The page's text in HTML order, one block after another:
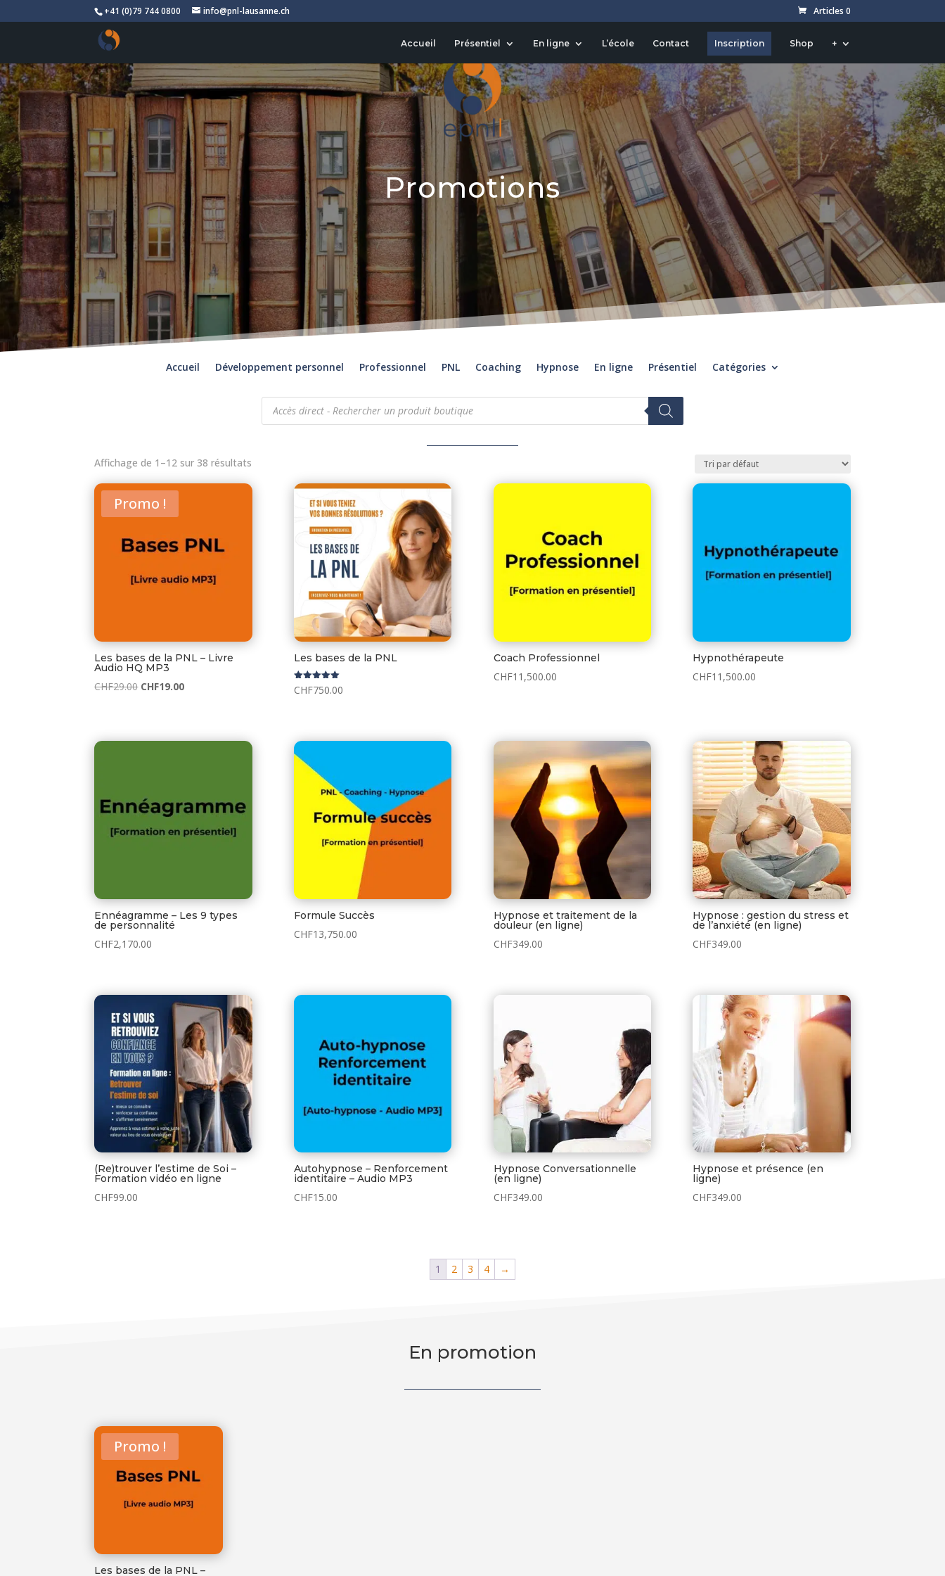
+41 (0)79 744 0800 info@pnl-lausanne.ch Articles 0
Accueil Présentiel En ligne L’école Contact Inscription Shop +
Promotions
Accueil Développement personnel Professionnel PNL Coaching Hypnose En ligne Présentiel Catégories
Recherche
Affichage de 1–12 sur 38 résultats
Promo !
Les bases de la PNL – Livre
Audio HQ MP3
CHF29.00 Le
était :
CHF19.00Le
est :
Les bases de la PNL
Note
5.00
CHF750.00
Coach Professionnel
CHF11,500.00
Hypnothérapeute
CHF11,500.00
Ennéagramme – Les 9 types
de personnalité
CHF2,170.00
Formule Succès
CHF13,750.00
Hypnose et traitement de la
douleur (en ligne)
CHF349.00
Hypnose : gestion du stress et
de l’anxiété (en ligne)
CHF349.00
(Re)trouver l’estime de Soi –
Formation vidéo en ligne
CHF99.00
Autohypnose – Renforcement
identitaire – Audio MP3
CHF15.00
Hypnose Conversationnelle
(en ligne)
CHF349.00
Hypnose et présence (en
ligne)
CHF349.00
1 2 3 4 →
En promotion
Promo !
Les bases de la PNL –